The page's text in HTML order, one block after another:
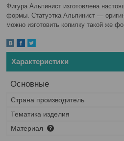
Фигура Альпинист изготовлена
формы. Статуэтка Альпинист ―
можно изготовить копилку такой же
Характеристики
Основные
Страна производитель
Тематика изделия
Материал